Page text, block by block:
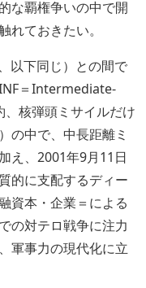
な覇権争いの中で開
れておきたい。
以下同じ）との間で
＝Intermediate-
核弾頭ミサイルだけ
の中で、中長距離ミ
え、2001年9月11日
的に支配するディー
資本・企業＝による
の対テロ戦争に注力
軍事力の現代化に立